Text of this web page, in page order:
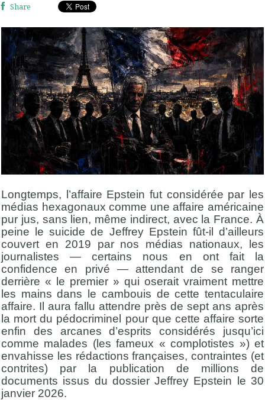
Share
Longtemps, l’affaire Epstein fut considérée par les
médias hexagonaux comme une affaire américaine
pur jus, sans lien, même indirect, avec la France. À
peine le suicide de Jeffrey Epstein fût-il d’ailleurs
couvert en 2019 par nos médias nationaux, les
journalistes — certains nous en ont fait la
confidence en privé — attendant de se ranger
derrière « le premier » qui oserait vraiment mettre
les mains dans le cambouis de cette tentaculaire
affaire. Il aura fallu attendre près de sept ans après
la mort du pédocriminel pour que cette affaire sorte
enfin des arcanes d’esprits considérés jusqu’ici
comme malades (les fameux « complotistes ») et
envahisse les rédactions françaises, contraintes (et
contrites) par la publication de millions de
documents issus du dossier Jeffrey Epstein le 30
janvier 2026.